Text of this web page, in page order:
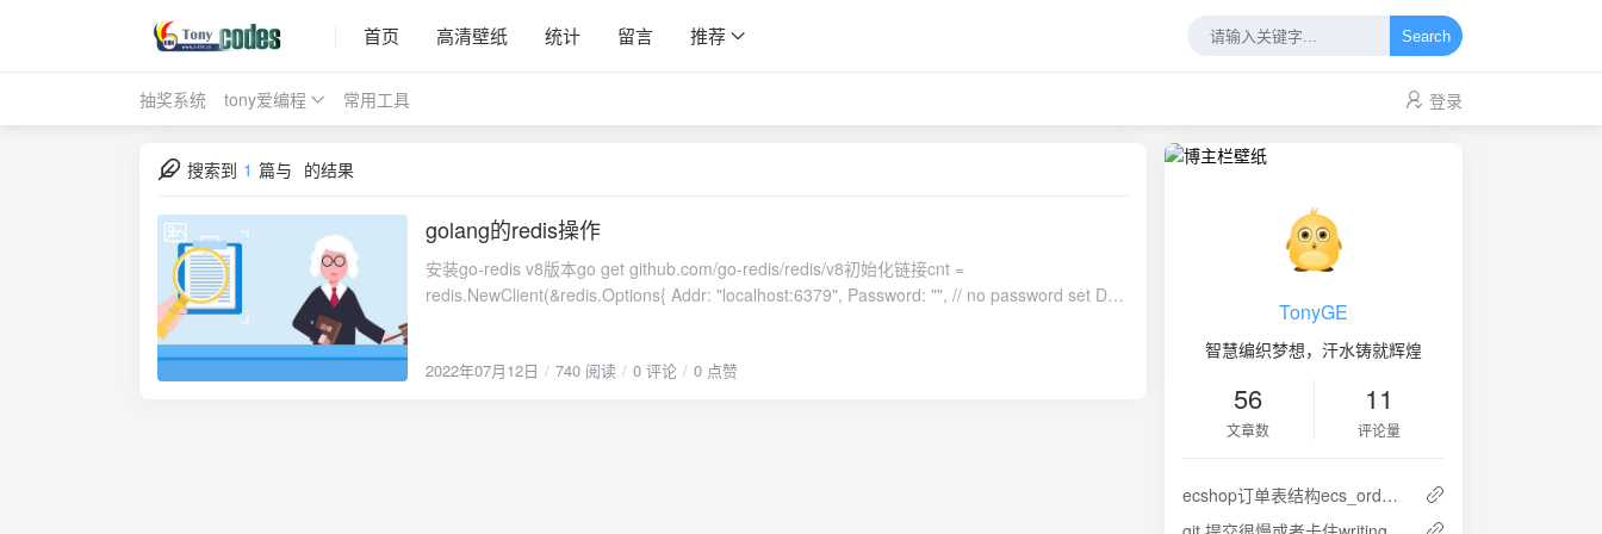
首页 高清壁纸 统计 留言 推荐 Search
抽奖系统 tony爱编程 常用工具 登录
搜索到 1 篇与 的结果
2022-07-12
golang的redis操作
安装go-redis v8版本go get github.com/go-redis/redis/v8初始化链接cnt =
redis.NewClient(&redis.Options{ Addr: "localhost:6379", Password: "", // no password set DB:
fmt.Println(cnt.Exists(ctx, "mykey3").Result())//返回key的数量。不存在就是0模糊遍历Scaniter
2022年07月12日 740 阅读 0 评论 0 点赞
TonyGE
智慧编织梦想，汗水铸就辉煌
56
文章数
11
评论量
ecshop订单表结构ecs_order_info说明